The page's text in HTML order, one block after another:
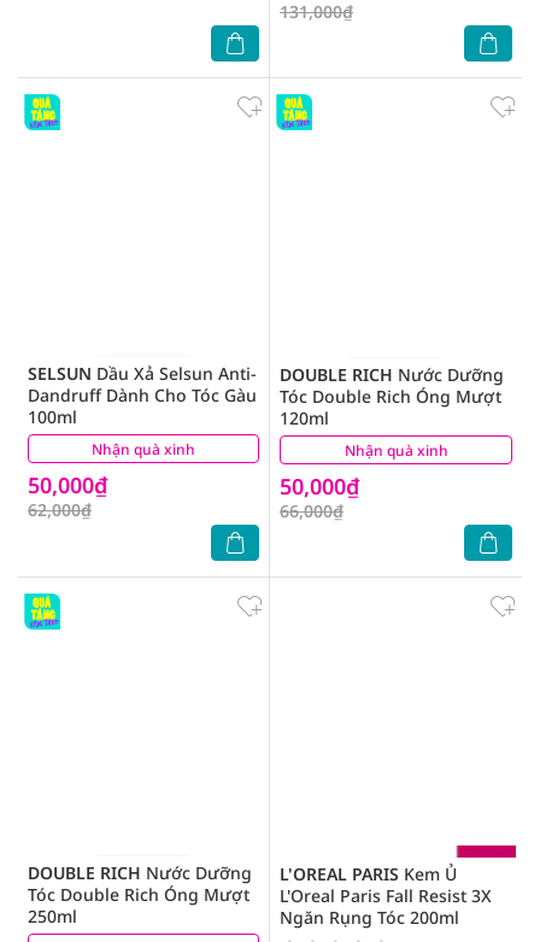
131,000₫
Nhận quà xinh
SELSUN Dầu Xả Selsun Anti-
Dandruff Dành Cho Tóc Gàu
100ml
50,000₫
62,000₫
(3) Nhận quà xinh
DOUBLE RICH Nước Dưỡng
Tóc Double Rich Óng Mượt
120ml
50,000₫
66,000₫
(1)
DOUBLE RICH Nước Dưỡng
Tóc Double Rich Óng Mượt
250ml
L'OREAL PARIS Kem Ủ
L'Oreal Paris Fall Resist 3X
Ngăn Rụng Tóc 200ml